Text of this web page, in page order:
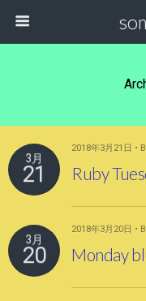
3月
21
2018年3月21日 •
Ruby
3月
20
2018年3月20日 •
Monday